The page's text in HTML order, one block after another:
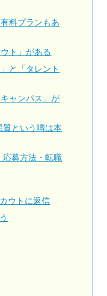
料プランもあ
ト」がある
と「タレント
ャンパス」が
質という噂は本
応募方法・転職
ウトに返信